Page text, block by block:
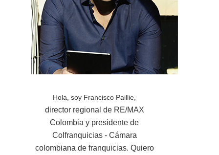
Hola, soy Francisco Paillie,
director regional de RE/MAX
Colombia y presidente de
Colfranquicias - Cámara
colombiana de franquicias. Quiero